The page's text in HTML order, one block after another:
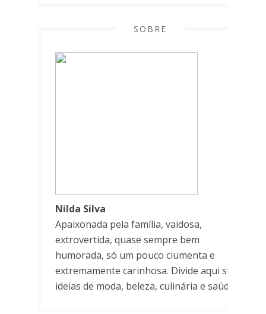
SOBRE
Nilda Silva
Apaixonada pela família, vaidosa,
extrovertida, quase sempre bem
humorada, só um pouco ciumenta e
extremamente carinhosa. Divide aqui suas
ideias de moda, beleza, culinária e saúde.